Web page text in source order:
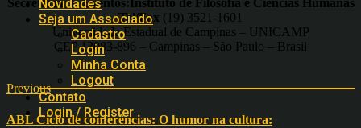
Novidades
Seja um Associado
Cadastro
Login
Minha Conta
Logout
Contato
Login / Register
Tel/Fax (19) 3521-1601
Universidade Estadual de Campinas – UNICAMP
CEP 13083-896 – Campinas – São Paulo – Brasil
Previous
ABL Ciclo de conferências: O humor na cultura: